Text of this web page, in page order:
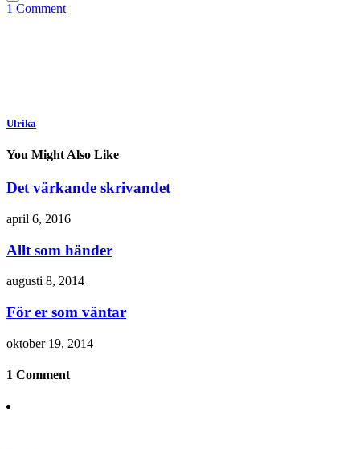
1 Comment
Ulrika
You Might Also Like
Det värkande skrivandet
april 6, 2016
Allt som händer
augusti 8, 2014
För er som väntar
oktober 19, 2014
1 Comment